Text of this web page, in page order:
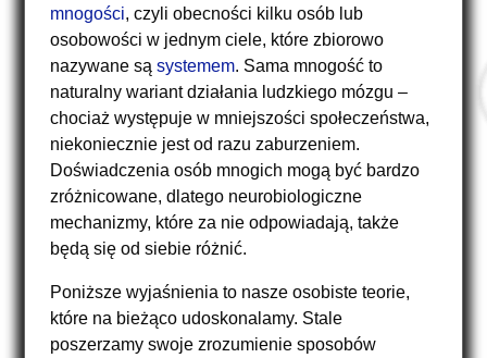
mnogości, czyli obecności kilku osób lub
osobowości w jednym ciele, które zbiorowo
nazywane są systemem. Sama mnogość to
naturalny wariant działania ludzkiego mózgu –
chociaż występuje w mniejszości społeczeństwa,
niekoniecznie jest od razu zaburzeniem.
Doświadczenia osób mnogich mogą być bardzo
zróżnicowane, dlatego neurobiologiczne
mechanizmy, które za nie odpowiadają, także
będą się od siebie różnić.
Poniższe wyjaśnienia to nasze osobiste teorie,
które na bieżąco udoskonalamy. Stale
poszerzamy swoje zrozumienie sposobów